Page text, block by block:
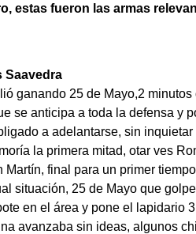
estas fueron las armas
Saavedra
ganando 25 de Mayo,2
se anticipa a toda la defensa y
a adelantarse, sin
la primera mitad, otar ves
Martín, final para un primer
situación, 25 de Mayo que
en el área y pone el lapidario
avanzaba sin ideas, algunos